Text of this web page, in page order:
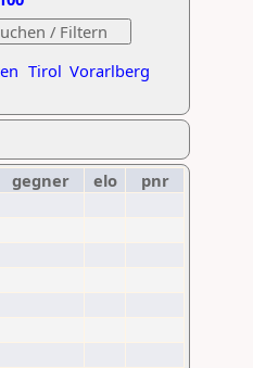
Tirol Vorarlberg
gegner elo
pnr